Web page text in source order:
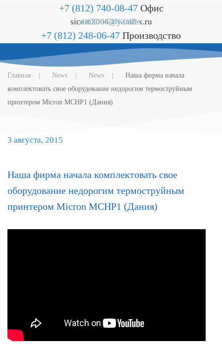
+7 (812) 740-08-47Офис
sicom2006@yandex.ru
+7 (812) 248-06-47 Производство
ООО «СИКОМ»
Главная News News
Наша фирма начала
комплектовать свое оборудование недорогим термоструйным
принтером Micron MCHP1 (Дания)
3 августа, 2015
Наша фирма начала комплектовать свое
оборудование недорогим термоструйным
принтером Micron MCHP1 (Дания)